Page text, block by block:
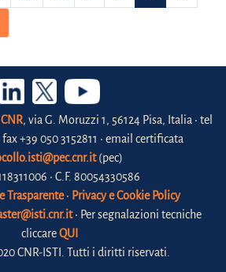
CNR, via G. Moruzzi 1, 56124 Pisa, Italia • tel
+39 050 3152811 • email certificata
(pec)
• C.F. 80054330586
Trasparente• Privacy e Cookie Policy
• Per segnalazioni tecniche
cliccareQUI
CNR-ISTI. Tutti i diritti riservati.